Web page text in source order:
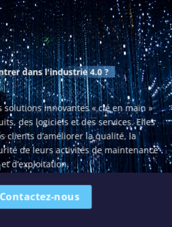
dansl'industrie 4.0 ?
solutions innovantes « clé en main »
des logiciels et des services. Elles
clients d’améliorer la qualité, la
de leurs activités de maintenance
et d’exploitation.
Contactez-nous